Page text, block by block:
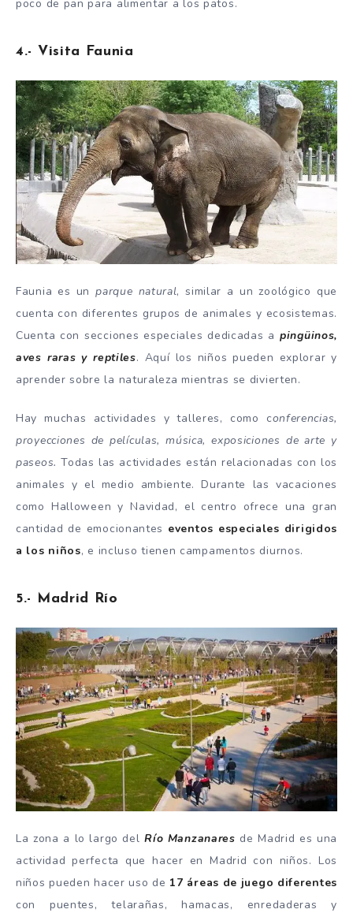
poco de pan para alimentar a los patos.
4.- Visita Faunia
Faunia es unparque natural, similar a un zoológico que
cuenta con diferentes grupos de animales y ecosistemas.
Cuenta con secciones especiales dedicadas a pingüinos,
aves raras y reptiles. Aquí los niños pueden explorar y
aprender sobre la naturaleza mientras se divierten.
Hay muchas actividades y talleres, como conferencias,
proyecciones de películas, música, exposiciones de arte y
paseos. Todas las actividades están relacionadas con los
animales y el medio ambiente. Durante las vacaciones
como Halloween y Navidad, el centro ofrece una gran
cantidad de emocionantes eventos especiales dirigidos
a los niños, e incluso tienen campamentos diurnos.
5.- Madrid Río
La zona a lo largo delRío Manzanares de Madrid es una
actividad perfecta que hacer en Madrid con niños. Los
niños pueden hacer uso de 17 áreas de juego diferentes
con puentes, telarañas, hamacas, enredaderas y